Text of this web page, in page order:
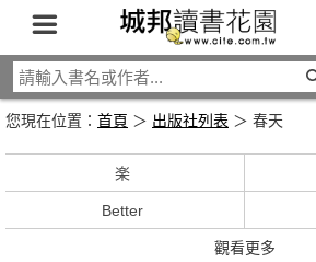
您現在位置： 首頁 ＞ 出版社列表 ＞ 春天
楽
Better
觀看更多